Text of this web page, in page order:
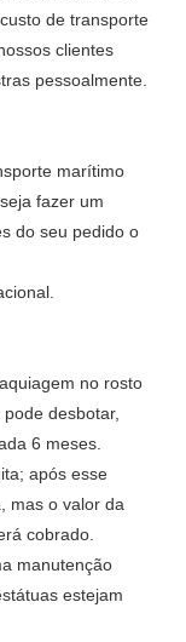
de transporte
clientes
pessoalmente.
marítimo
fazer um
do seu pedido o
no rosto
desbotar,
6 meses.
após esse
mas o valor da
cobrado.
manutenção
estejam